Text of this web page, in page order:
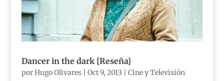
Dancer in the dark [Reseña]
porHugo Olivares| Oct 9, 2013 Cine y Televisión